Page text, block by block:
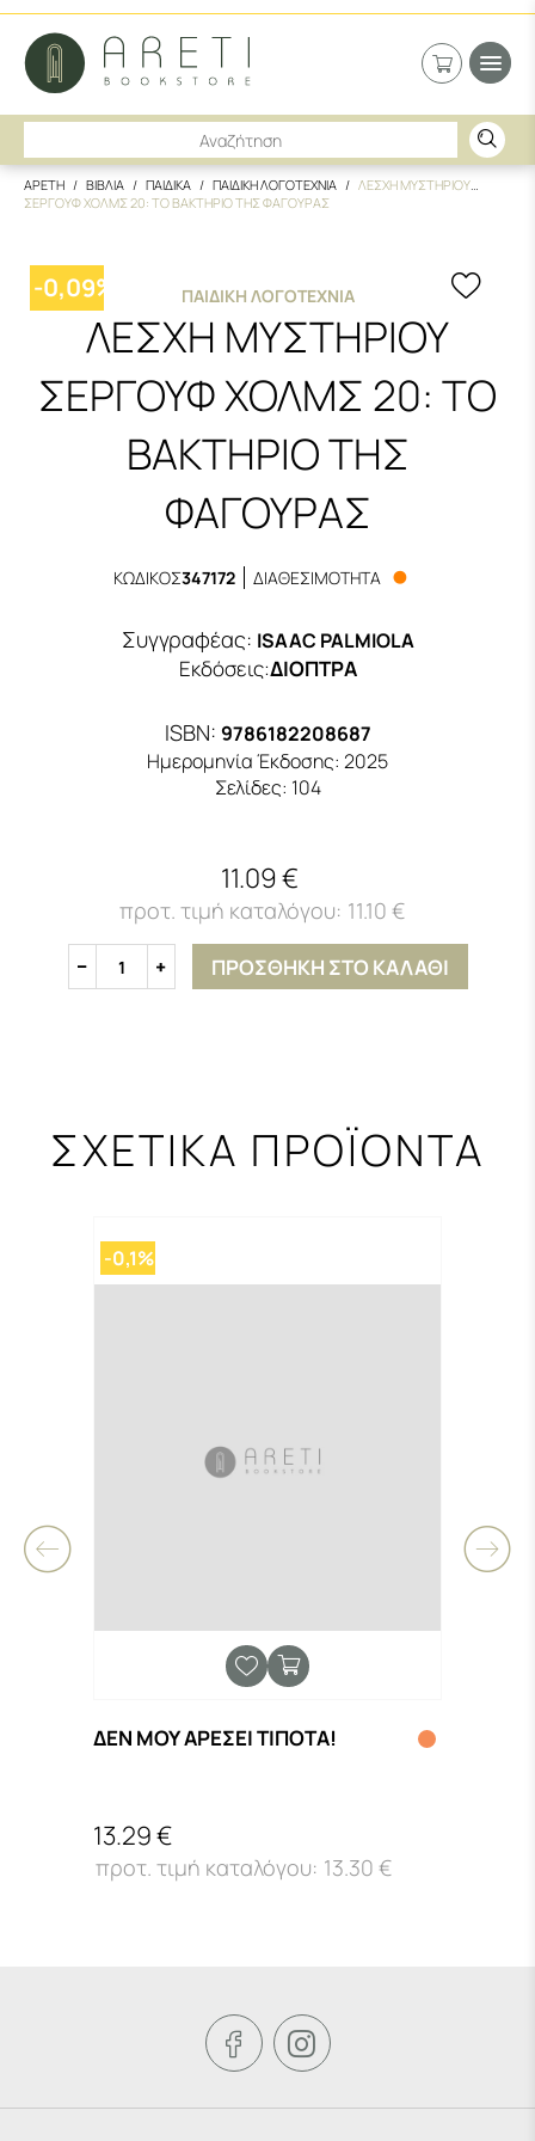
ΑΡΕΤΗ ΒΙΒΛΙΑ ΠΑΙΔΙΚΑ ΠΑΙΔΙΚΗ ΛΟΓΟΤΕΧΝΙΑ
ΛΕΣΧΗ ΜΥΣΤΗΡΙΟΥ
ΣΕΡΓΟΥΦ ΧΟΛΜΣ 20: ΤΟ ΒΑΚΤΗΡΙΟ ΤΗΣ ΦΑΓΟΥΡΑΣ
-0,09% ΠΑΙΔΙΚΉ ΛΟΓΟΤΕΧΝΊΑ
ΛΕΣΧΗ ΜΥΣΤΗΡΙΟΥ
ΣΕΡΓΟΥΦ ΧΟΛΜΣ 20: ΤΟ
ΒΑΚΤΗΡΙΟ ΤΗΣ
ΦΑΓΟΥΡΑΣ
ΚΩΔΙΚΟΣ347172 ΔΙΑΘΕΣΙΜΟΤΗΤΑ
Συγγραφέας: ISAAC PALMIOLA
Εκδόσεις:ΔΙΟΠΤΡΑ
ISBN: 9786182208687
Ημερομηνία Έκδοσης: 2025
Σελίδες: 104
11.09 €
11.10 €
1 ΠΡΟΣΘΗΚΗ ΣΤΟ ΚΑΛΑΘΙ
ΣΧΕΤΙΚΑ ΠΡΟΪΟΝΤΑ
-0,1%
ΔΕΝ ΜΟΥ ΑΡΕΣΕΙ ΤΙΠΟΤΑ!
13.29 €
13.30 €
 